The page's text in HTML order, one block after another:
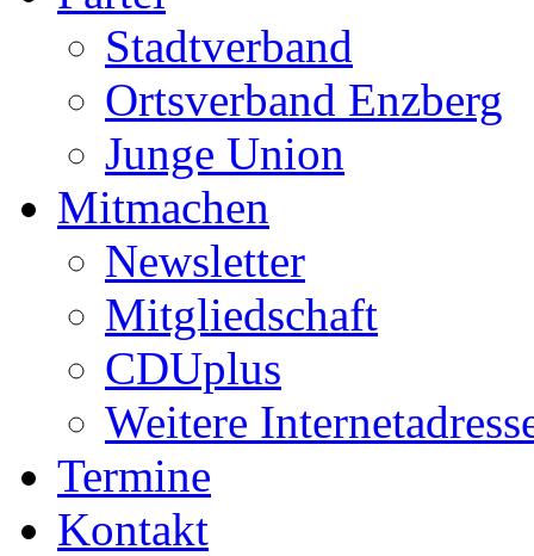
Stadtverband
Ortsverband Enzberg
Junge Union
Mitmachen
Newsletter
Mitgliedschaft
CDUplus
Weitere
Termine
Kontakt